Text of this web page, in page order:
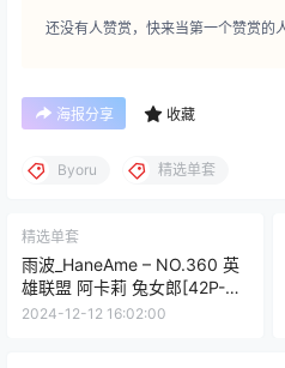
还没有人赞赏，快来当第一个赞赏的人
海报分享 收藏
Byoru 精选单套
精选单套
雨波_HaneAme – NO.360 英
雄联盟 阿卡莉 兔女郎[42P-
376MB]
2024-12-12 16:02:00